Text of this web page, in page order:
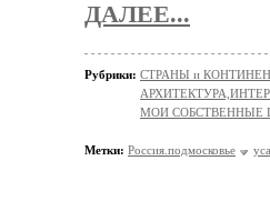
ДАЛЕЕ...
Рубрики: СТРАНЫ и
МОИ СОБСТВЕННЫЕ
Метки: Россия.подмосковье